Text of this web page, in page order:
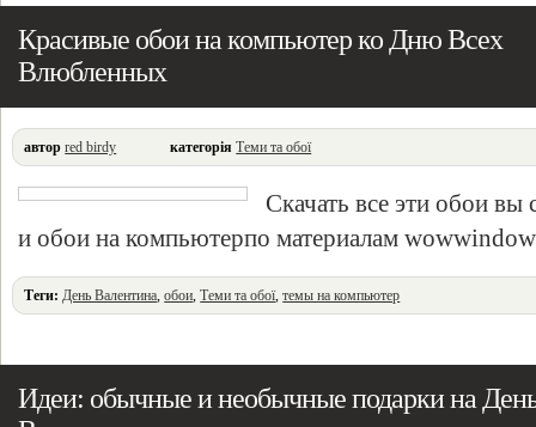
Красивые обои на компьютер ко Дню Всех
Влюбленных
автор red birdy категорія Теми та обої
Скачать все эти обои
и обои на компьютерпо материалам
Теги: День Валентина,обои,Теми та обої,темы на компьютер
Идеи: обычные и необычные подарки на